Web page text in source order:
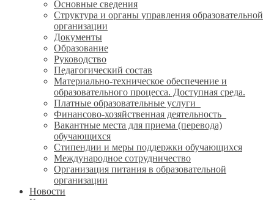
Основные сведения
Структура и органы управления образовательной
организации
Документы
Образование
Руководство
Педагогический состав
Материально-техническое обеспечение и
образовательного процесса. Доступная среда.
Платные образовательные услуги
Финансово-хозяйственная деятельность
Вакантные места для приема (перевода)
обучающихся
Стипендии и меры поддержки обучающихся
Международное сотрудничество
Организация питания в образовательной
организации
Новости